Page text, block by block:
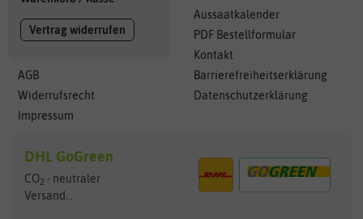
Vertrag widerrufen
AGB
Widerrufsrecht
Impressum
Aussaatkalender
PDF Bestellformular
Kontakt
Barrierefreiheitserklärung
Datenschutzerklärung
DHL GoGreen
CO2 - neutraler
Versand...